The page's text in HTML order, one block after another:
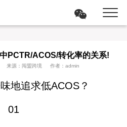
PCTR/ACOS/转化率的关系!
来源：闯盟跨境 作者：admin
地追求低ACOS？
01